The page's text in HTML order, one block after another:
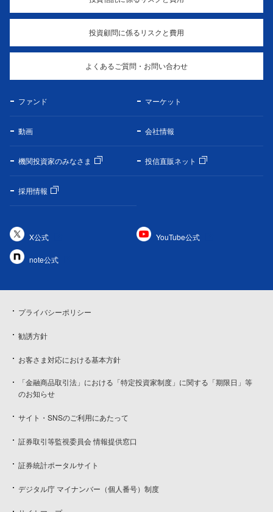
投資顧問に係るリスクと費用
よくあるご質問・お問い合わせ
ファンド マーケット
動画 会社情報
機関投資家のみなさま 投信直販ネット
採用情報
X公式 YouTube公式
note公式
プライバシーポリシー
勧誘方針
お客さま対応における基本方針
「金融商品取引法」における「特定投資家制度」に関する「期限日」等
のお知らせ
サイト・SNSのご利用にあたって
証券取引等監視委員会 情報提供窓口
証券統計ポータルサイト
デジタル庁 マイナンバー（個人番号）制度